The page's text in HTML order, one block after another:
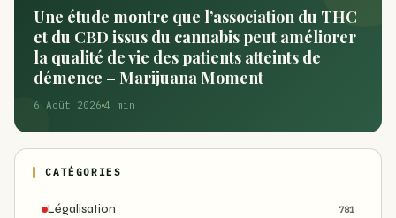
Une étude montre que l’association du THC
et du CBD issus du cannabis peut améliorer
la qualité de vie des patients atteints de
démence – Marijuana Moment
6 Août 2026 4 min
CATÉGORIES
Légalisation 781